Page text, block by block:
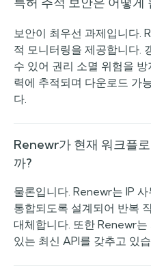
보안이 최우선 과제입니다.
적 모니터링을 제공합니다.
수 있어 권리 소멸 위험을
력에 추적되며 다운로드 가
다.
Renewr가 현재 워크플
까?
물론입니다. Renewr는 IP
통합되도록 설계되어 반복
대체합니다. 또한 Renewr
있는 최신 API를 갖추고 있